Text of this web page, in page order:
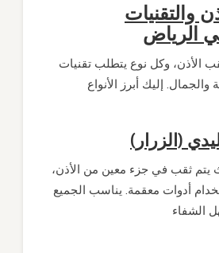
والتقنيات
الرياض
الأذن، وكل نوع يتطلب تقنيات
(الزرار)
يتم ثقب في جزء معين من الأذن،
أدوات معقمة. يناسب الجميع